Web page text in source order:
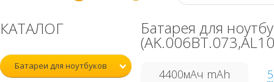
КАТАЛОГ
Батареи для ноутбуков
Батарея для
4400мАч mAh